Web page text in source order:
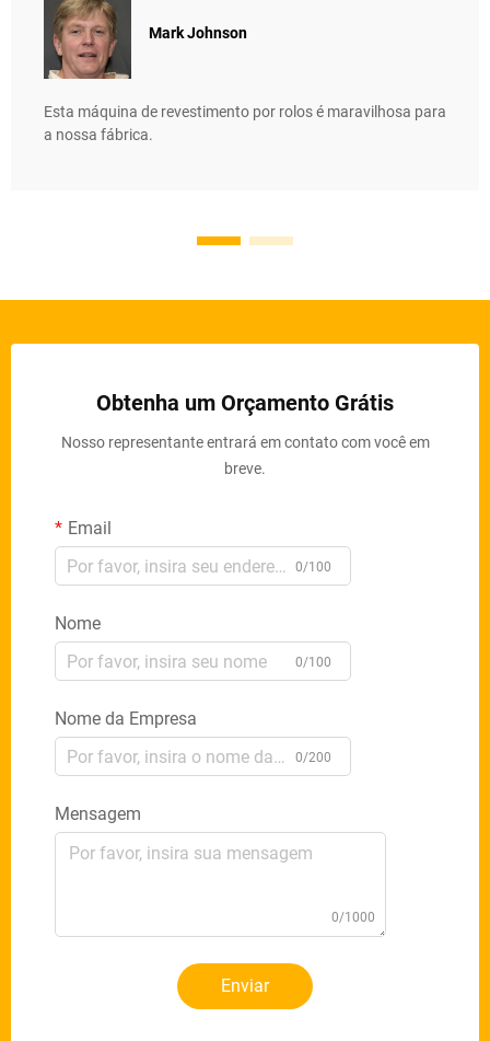
Mark Johnson
Esta máquina de revestimento por rolos é maravilhosa para
a nossa fábrica.
Obtenha um Orçamento Grátis
Nosso representante entrará em contato com você em
breve.
Email
0/100
Nome
0/100
Nome da Empresa
0/200
Mensagem
0/1000
Enviar